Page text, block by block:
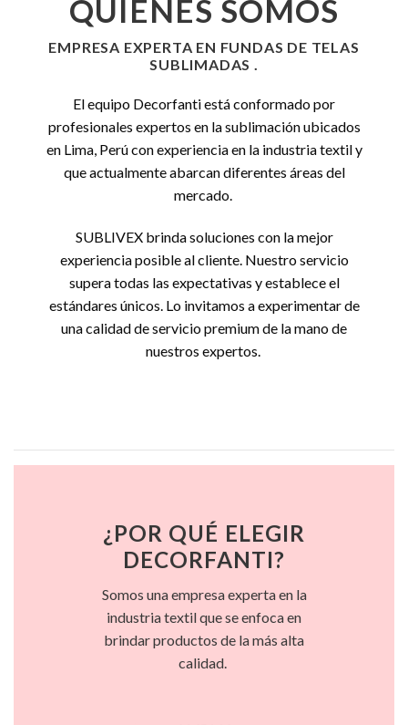
QUIENES SOMOS
EMPRESA EXPERTA EN FUNDAS DE TELAS
SUBLIMADAS .
El equipo Decorfanti está conformado por
profesionales expertos en la sublimación ubicados
en Lima, Perú con experiencia en la industria textil y
que actualmente abarcan diferentes áreas del
mercado.
SUBLIVEX brinda soluciones con la mejor
experiencia posible al cliente. Nuestro servicio
supera todas las expectativas y establece el
estándares únicos. Lo invitamos a experimentar de
una calidad de servicio premium de la mano de
nuestros expertos.
¿POR QUÉ ELEGIR
DECORFANTI?
Somos una empresa experta en la
industria textil que se enfoca en
brindar productos de la más alta
calidad.